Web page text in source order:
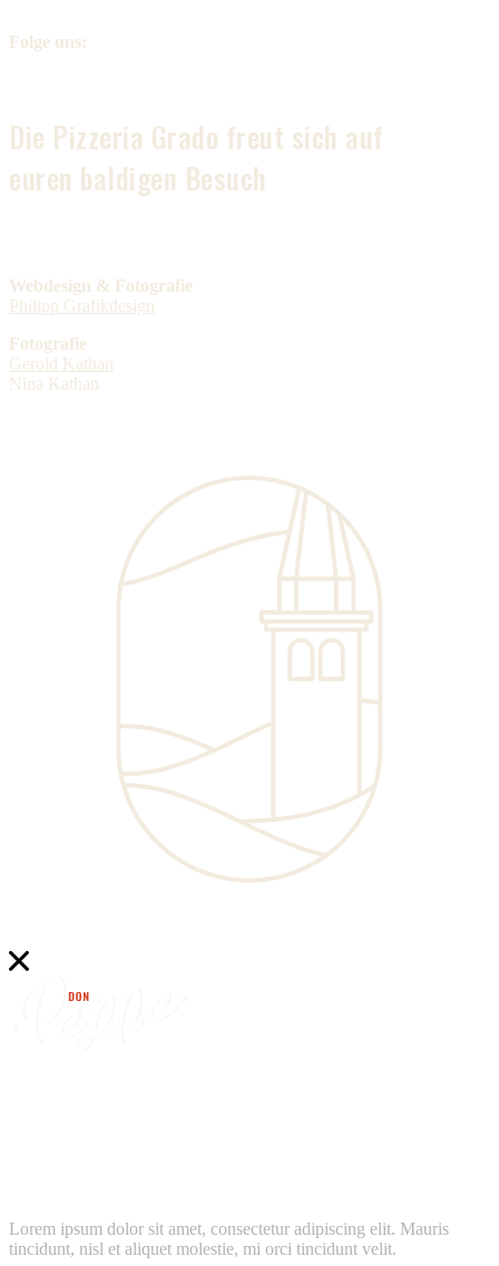
Folge uns:
Die Pizzeria Grado freut sich auf
euren baldigen Besuch
Webdesign & Fotografie
Philipp Grafikdesign
Fotografie
Gerold Kathan
Nina Kathan
Lorem ipsum dolor sit amet, consectetur adipiscing elit. Mauris
tincidunt, nisl et aliquet molestie, mi orci tincidunt velit.